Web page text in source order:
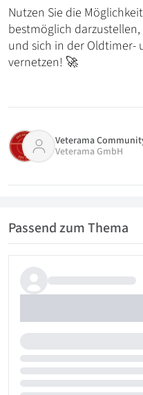
Nutzen Sie die
bestmöglich
und sich in der Oldtimer-
vernetzen! 🚀
Veterama
Veterama GmbH
Passend zum Thema